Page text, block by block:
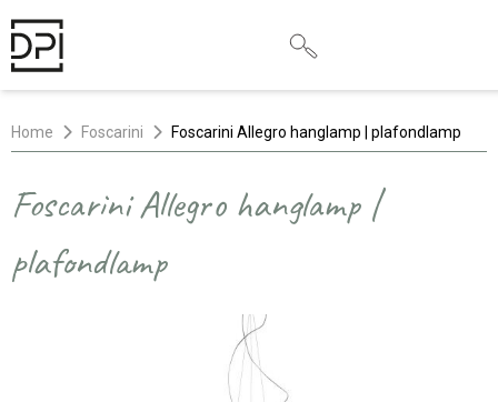
Home Foscarini Foscarini Allegro hanglamp | plafondlamp
Foscarini Allegro hanglamp |
plafondlamp